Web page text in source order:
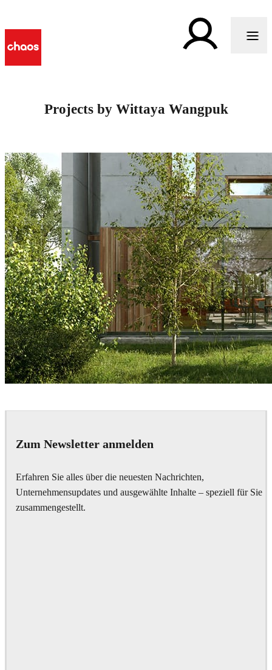
Projects by Wittaya Wangpuk
Zum Newsletter anmelden
Erfahren Sie alles über die neuesten Nachrichten,
Unternehmensupdates und ausgewählte Inhalte – speziell für Sie
zusammengestellt.